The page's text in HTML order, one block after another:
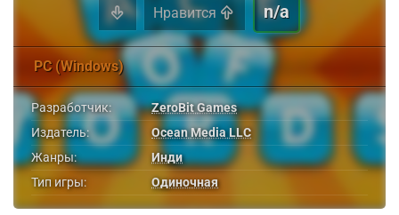
Нравится n/a
PC (Windows)
Разработчик:
ZeroBit Games
Издатель:
Ocean Media LLC
Жанры:
Инди
Тип игры:
Одиночная